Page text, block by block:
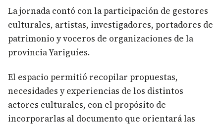
La jornada contó con la participación de gestores
culturales, artistas, investigadores, portadores de
patrimonio y voceros de organizaciones de la
provincia Yariguíes.
El espacio permitió recopilar propuestas,
necesidades y experiencias de los distintos
actores culturales, con el propósito de
incorporarlas al documento que orientará las